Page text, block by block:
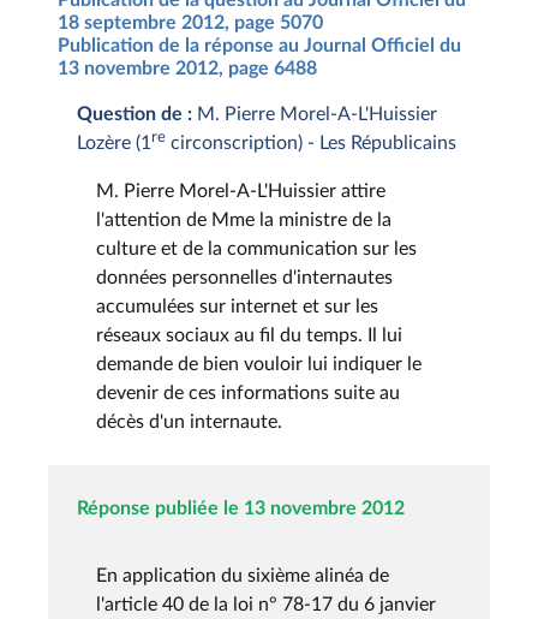
18 septembre 2012, page 5070
Publication de la réponse au Journal Officiel du
13 novembre 2012, page 6488
Question de : M. Pierre Morel-A-L'Huissier
Lozère (1 re circonscription) - Les Républicains
M. Pierre Morel-A-L'Huissier attire
l'attention de Mme la ministre de la
culture et de la communication sur les
données personnelles d'internautes
accumulées sur internet et sur les
réseaux sociaux au fil du temps. Il lui
demande de bien vouloir lui indiquer le
devenir de ces informations suite au
décès d'un internaute.
Réponse publiée le 13 novembre 2012
En application du sixième alinéa de
l'article 40 de la loi n° 78-17 du 6 janvier